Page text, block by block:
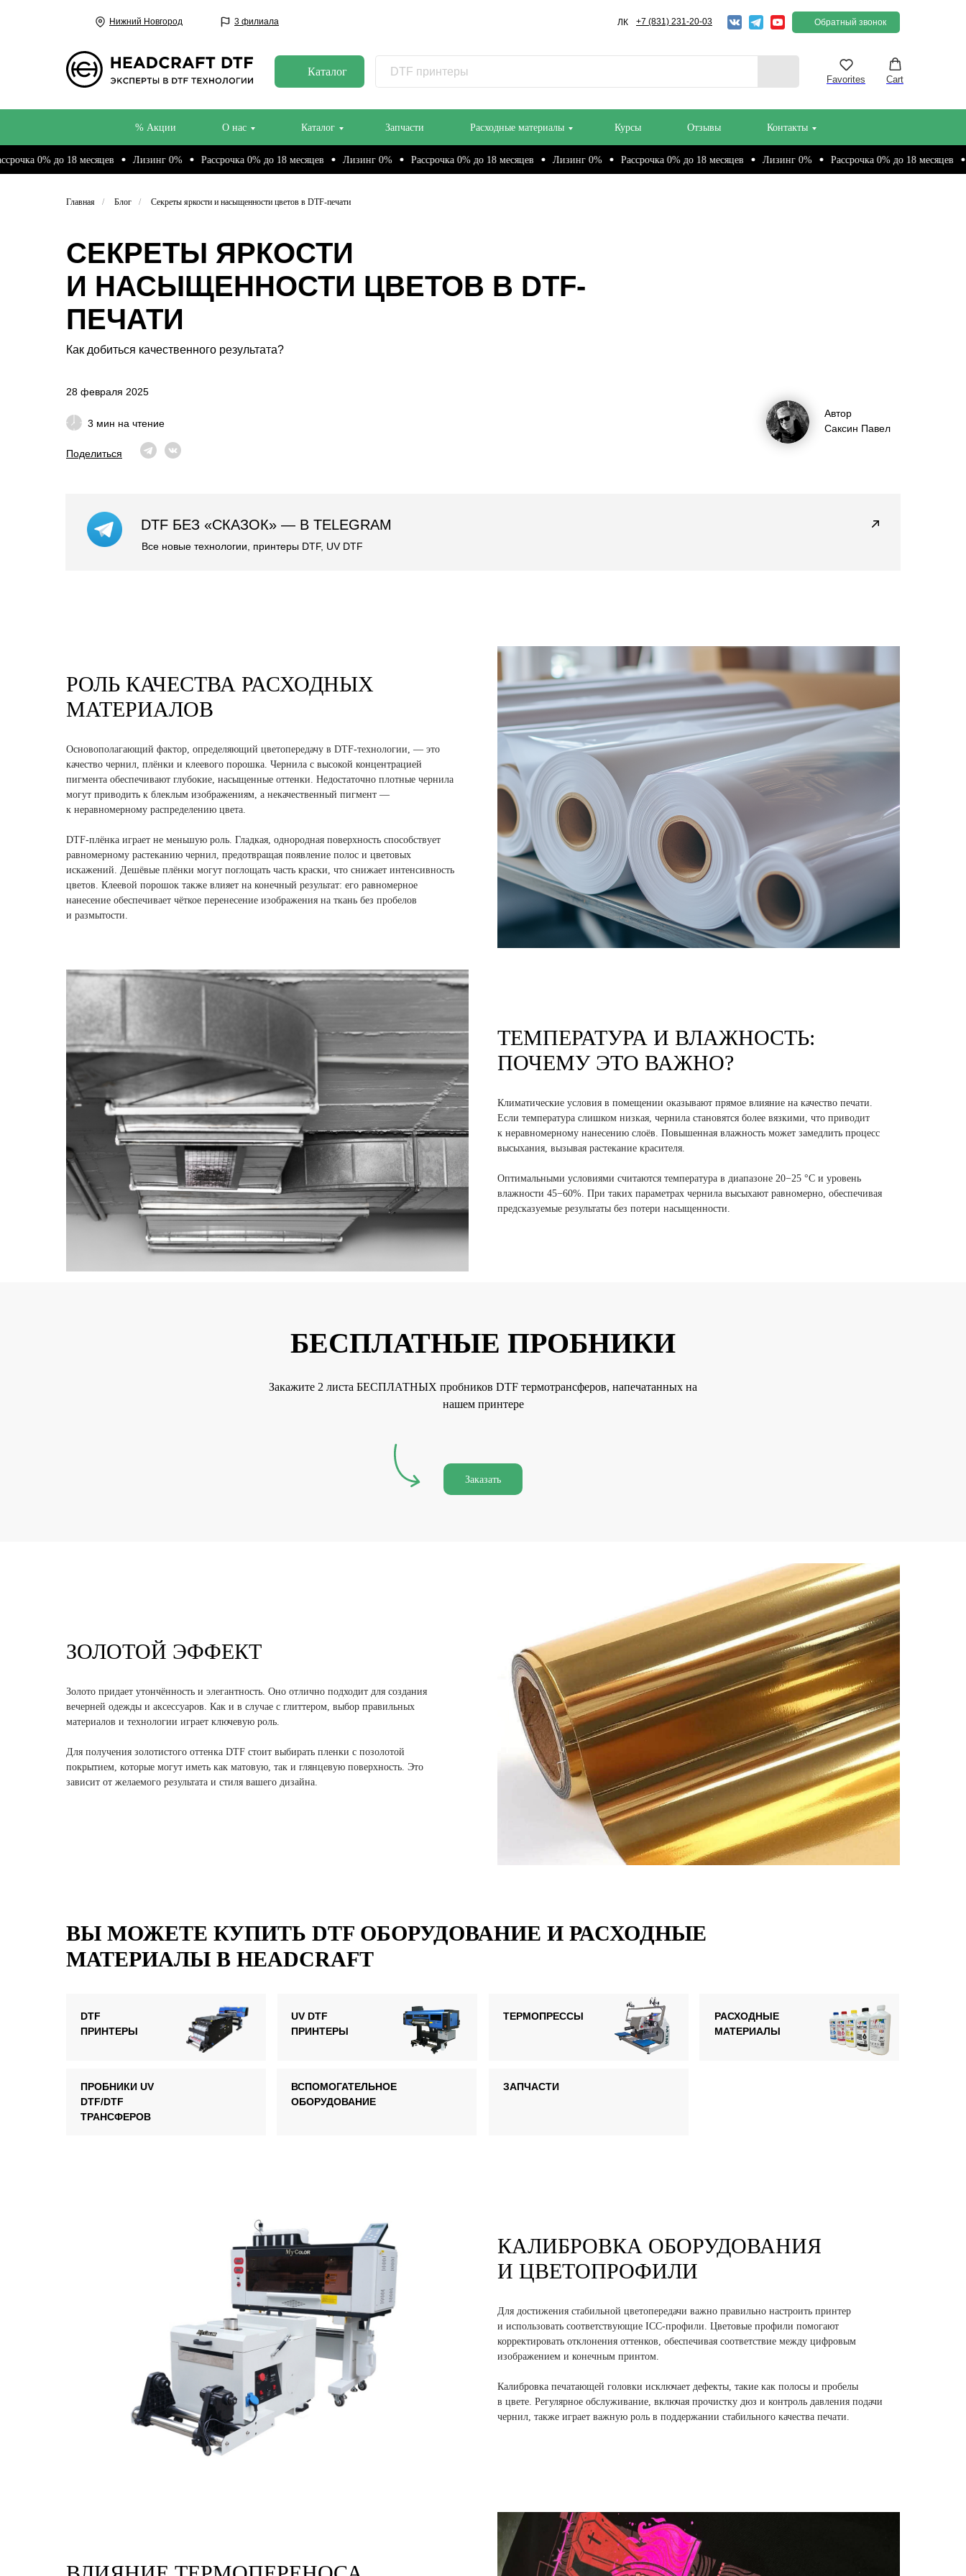
+7 (831) 231-20-03
3 филиала
Нижний Новгород ЛК Обратный звонок
Каталог
Favorites Cart
% Акции О нас Каталог Запчасти Расходные материалы Курсы Отзывы Контакты
до 18 месяцев Лизинг 0% Рассрочка 0% до 18 месяцев Лизинг 0% Рассрочка 0% до 18 месяцев Лизинг 0% Рассрочка 0% до 18 месяцев Лизинг 0% Рассрочка 0% до 18 месяцев Лизинг
Главная / Блог / Секреты яркости и насыщенности цветов в DTF-печати
СЕКРЕТЫ ЯРКОСТИ
И НАСЫЩЕННОСТИ ЦВЕТОВ В DTF-
ПЕЧАТИ
Как добиться качественного результата?
3 мин на чтение
Поделиться
28 февраля 2025
Автор
Саксин Павел
DTF БЕЗ «СКАЗОК» — В TELEGRAM
Все новые технологии, принтеры DTF, UV DTF
РОЛЬ КАЧЕСТВА РАСХОДНЫХ
МАТЕРИАЛОВ
Основополагающий фактор, определяющий цветопередачу в DTF-технологии, — это
качество чернил, плёнки и клеевого порошка. Чернила с высокой концентрацией
пигмента обеспечивают глубокие, насыщенные оттенки. Недостаточно плотные чернила
могут приводить к блеклым изображениям, а некачественный пигмент —
к неравномерному распределению цвета.
DTF-плёнка играет не меньшую роль. Гладкая, однородная поверхность способствует
равномерному растеканию чернил, предотвращая появление полос и цветовых
искажений. Дешёвые плёнки могут поглощать часть краски, что снижает интенсивность
цветов. Клеевой порошок также влияет на конечный результат: его равномерное
нанесение обеспечивает чёткое перенесение изображения на ткань без пробелов
и размытости.
ТЕМПЕРАТУРА И ВЛАЖНОСТЬ:
ПОЧЕМУ ЭТО ВАЖНО?
Климатические условия в помещении оказывают прямое влияние на качество печати.
Если температура слишком низкая, чернила становятся более вязкими, что приводит
к неравномерному нанесению слоёв. Повышенная влажность может замедлить процесс
высыхания, вызывая растекание красителя.
Оптимальными условиями считаются температура в диапазоне 20−25 °C и уровень
влажности 45−60%. При таких параметрах чернила высыхают равномерно, обеспечивая
предсказуемые результаты без потери насыщенности.
БЕСПЛАТНЫЕ ПРОБНИКИ
Закажите 2 листа БЕСПЛАТНЫХ пробников DTF термотрансферов, напечатанных на
нашем принтере
Заказать
ЗОЛОТОЙ ЭФФЕКТ
Золото придает утончённость и элегантность. Оно отлично подходит для создания
вечерней одежды и аксессуаров. Как и в случае с глиттером, выбор правильных
материалов и технологии играет ключевую роль.
Для получения золотистого оттенка DTF стоит выбирать пленки с позолотой
покрытием, которые могут иметь как матовую, так и глянцевую поверхность. Это
зависит от желаемого результата и стиля вашего дизайна.
ВЫ МОЖЕТЕ КУПИТЬ DTF ОБОРУДОВАНИЕ И РАСХОДНЫЕ
МАТЕРИАЛЫ В HEADCRAFT
ТЕРМОПРЕССЫ
UV DTF
ПРИНТЕРЫ
РАСХОДНЫЕ
МАТЕРИАЛЫ
DTF
ПРИНТЕРЫ
ПРОБНИКИ UV
DTF/DTF
ТРАНСФЕРОВ
ВСПОМОГАТЕЛЬНОЕ
ОБОРУДОВАНИЕ
ЗАПЧАСТИ
КАЛИБРОВКА ОБОРУДОВАНИЯ
И ЦВЕТОПРОФИЛИ
Для достижения стабильной цветопередачи важно правильно настроить принтер
и использовать соответствующие ICC-профили. Цветовые профили помогают
корректировать отклонения оттенков, обеспечивая соответствие между цифровым
изображением и конечным принтом.
Калибровка печатающей головки исключает дефекты, такие как полосы и пробелы
в цвете. Регулярное обслуживание, включая прочистку дюз и контроль давления подачи
чернил, также играет важную роль в поддержании стабильного качества печати.